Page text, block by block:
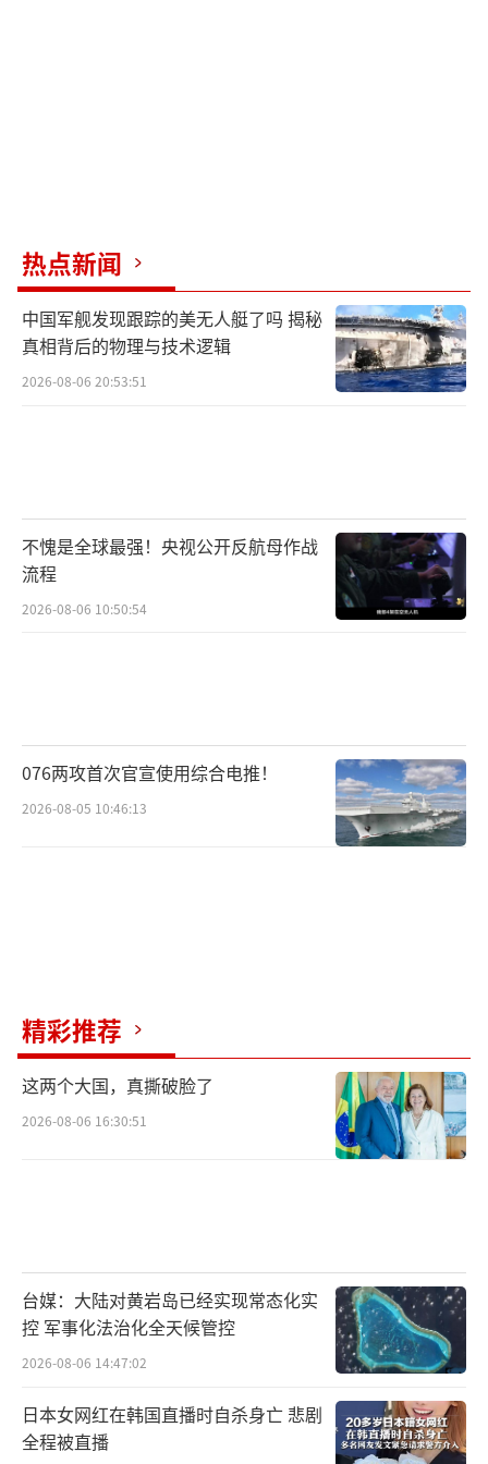
热点新闻
中国军舰发现跟踪的美无人艇了吗 揭秘
真相背后的物理与技术逻辑
2026-08-06 20:53:51
不愧是全球最强！央视公开反航母作战
流程
2026-08-06 10:50:54
076两攻首次官宣使用综合电推！
2026-08-05 10:46:13
精彩推荐
这两个大国，真撕破脸了
2026-08-06 16:30:51
台媒：大陆对黄岩岛已经实现常态化实
控 军事化法治化全天候管控
2026-08-06 14:47:02
日本女网红在韩国直播时自杀身亡 悲剧
全程被直播